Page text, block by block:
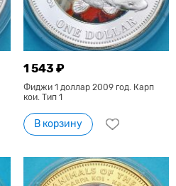
1 543 ₽
Фиджи 1 доллар 2009 год. Карп
кои. Тип 1
В корзину